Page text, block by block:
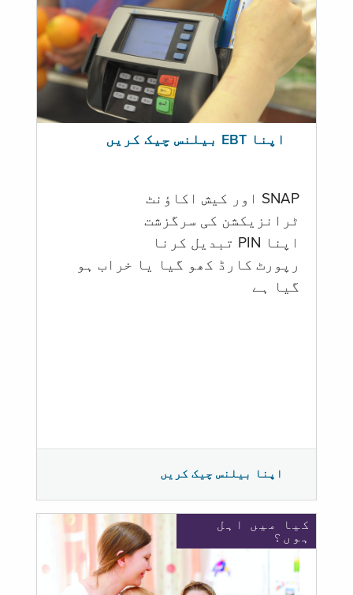
اپنا EBT بیلنس چیک کریں
SNAP اور کیش اکاؤنٹ
ٹرانزیکشن کی سرگزشت
اپنا PIN تبدیل کرنا
رپورٹ کارڈ کھو گیا یا خراب ہو
گيا ہے
اپنا بیلنس چیک کریں
کیا میں اہل
ہوں؟